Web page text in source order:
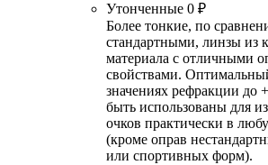
Утонченные 0 ₽
Более тонкие, по
стандартными, линзы из
материала с отличными
свойствами.
значениях рефракции до
быть использованы для
очков практически в
(кроме оправ
или спортивных форм).